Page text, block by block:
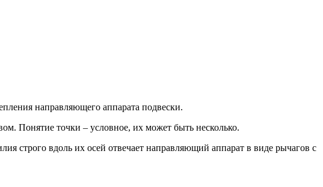
направляющего аппарата подвески.
Понятие точки – условное, их может быть несколько.
строго вдоль их осей отвечает направляющий аппарат в виде рычагов с